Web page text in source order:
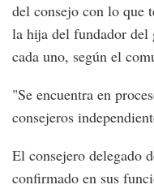
del consejo con lo que
la hija del fundador
cada uno, según el
"Se encuentra en
consejeros
El consejero delegado
confirmado en sus